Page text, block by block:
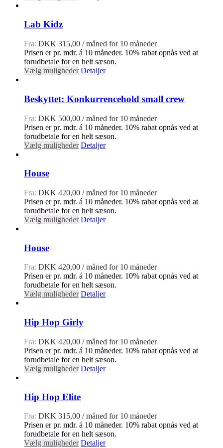
Lab Kidz
Fra: DKK 315,00 / måned for 10 måneder
Prisen er pr. mdr. á 10 måneder. 10% rabat opnås ved at
forudbetale for en helt sæson.
Vælg muligheder Detaljer
Beskyttet: Konkurrencehold small crew
Fra: DKK 500,00 / måned for 10 måneder
Prisen er pr. mdr. á 10 måneder. 10% rabat opnås ved at
forudbetale for en helt sæson.
Vælg muligheder Detaljer
House
Fra: DKK 420,00 / måned for 10 måneder
Prisen er pr. mdr. á 10 måneder. 10% rabat opnås ved at
forudbetale for en helt sæson.
Vælg muligheder Detaljer
House
Fra: DKK 420,00 / måned for 10 måneder
Prisen er pr. mdr. á 10 måneder. 10% rabat opnås ved at
forudbetale for en helt sæson.
Vælg muligheder Detaljer
Hip Hop Girly
Fra: DKK 420,00 / måned for 10 måneder
Prisen er pr. mdr. á 10 måneder. 10% rabat opnås ved at
forudbetale for en helt sæson.
Vælg muligheder Detaljer
Hip Hop Elite
Fra: DKK 315,00 / måned for 10 måneder
Prisen er pr. mdr. á 10 måneder. 10% rabat opnås ved at
forudbetale for en helt sæson.
Vælg muligheder Detaljer